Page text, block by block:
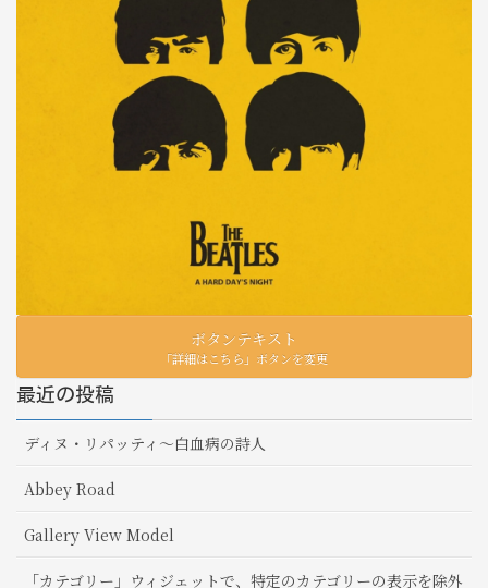
ボタンテキスト
「詳細はこちら」ボタンを変更
最近の投稿
ディヌ・リパッティ〜白血病の詩人
Abbey Road
Gallery View Model
「カテゴリー」ウィジェットで、特定のカテゴリーの表示を除外